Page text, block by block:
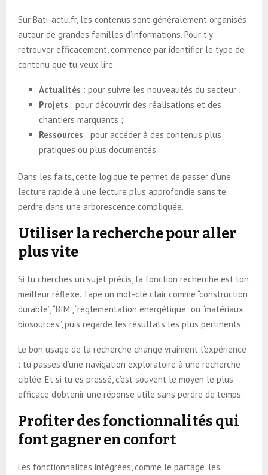
Sur Bati-actu.fr, les contenus sont généralement organisés
autour de grandes familles d’informations. Pour t’y
retrouver efficacement, commence par identifier le type de
contenu que tu veux lire :
Actualités : pour suivre les nouveautés du secteur ;
Projets : pour découvrir des réalisations et des
chantiers marquants ;
Ressources : pour accéder à des contenus plus
pratiques ou plus documentés.
Dans les faits, cette logique te permet de passer d’une
lecture rapide à une lecture plus approfondie sans te
perdre dans une arborescence compliquée.
Utiliser la recherche pour aller
plus vite
Si tu cherches un sujet précis, la fonction recherche est ton
meilleur réflexe. Tape un mot-clé clair comme “construction
durable”, “BIM”, “réglementation énergétique” ou “matériaux
biosourcés”, puis regarde les résultats les plus pertinents.
Le bon usage de la recherche change vraiment l’expérience
: tu passes d’une navigation exploratoire à une recherche
ciblée. Et si tu es pressé, c’est souvent le moyen le plus
efficace d’obtenir une réponse utile sans perdre de temps.
Profiter des fonctionnalités qui
font gagner en confort
Les fonctionnalités intégrées, comme le partage, les